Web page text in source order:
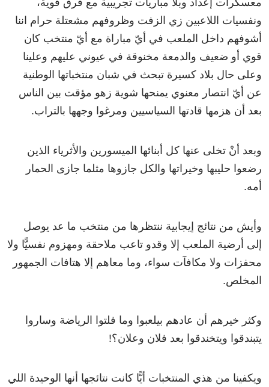
ونفسيات اللاعبين زي الزفت وظروفهم مشعتلة حرام اننا
أشوفهم داخل الملعب في أيّ مباراة مع أيّ منتخب كان
قوي أو ضعيف والدمعة مخنوقة في عيوني عليهم وعلينا
وعلى حال بلاد كسيرة تبحث في شبان منتخباتها الوطنية
عن أيّ انتصار معنوي يمنحها شوية زهو مؤقت بين الناس
بعد أن هزمها قادتها السياسيين ومرغوا وجهها بالتراب.
وبعد أنْ تخلى عنها كل أبنائها الميسورين والأثرياء الذين
رضعوا حليبها وخيراتها والكل جازوها مثلما جازى الحمار
أمه.
وأيش من نتائج إيجابية ننتظرها من منتخب ما عد يوصل
إلى أرضية الملعب إلا وقدو تاعب ملاحقة ومهزوم نفسيًّا ولا
محفزات ولا مكافآت سواء، وما معاهم إلا هتافات الجمهور
المخلص.
وكثر خيرهم أن عادهم بيلعبوا وما فلتوا الرياضة وساروا
يتبندقوا ويتخندقوا بعد فلان وعلان؟!
ويكفينا من هذي المنتخبات أيًّا كانت نتائجها أنها الوحيدة اللي